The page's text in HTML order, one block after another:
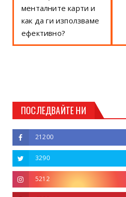
менталните карти и
как да ги използваме
ефективно?
ПОСЛЕДВАЙТЕ НИ
21200
3290
5212